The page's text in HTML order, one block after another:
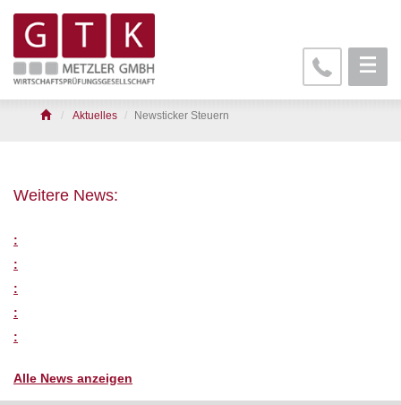
Aktuelles Newsticker Steuern
Weitere News:
:
:
:
:
:
Alle News anzeigen